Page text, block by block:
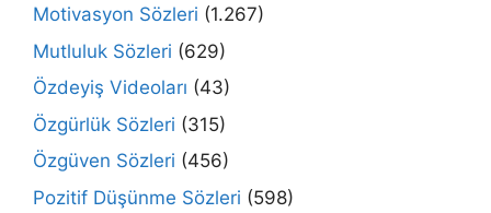
Motivasyon Sözleri (1.267)
Mutluluk Sözleri (629)
Özdeyiş Videoları (43)
Özgürlük Sözleri (315)
Özgüven Sözleri (456)
Pozitif Düşünme Sözleri (598)